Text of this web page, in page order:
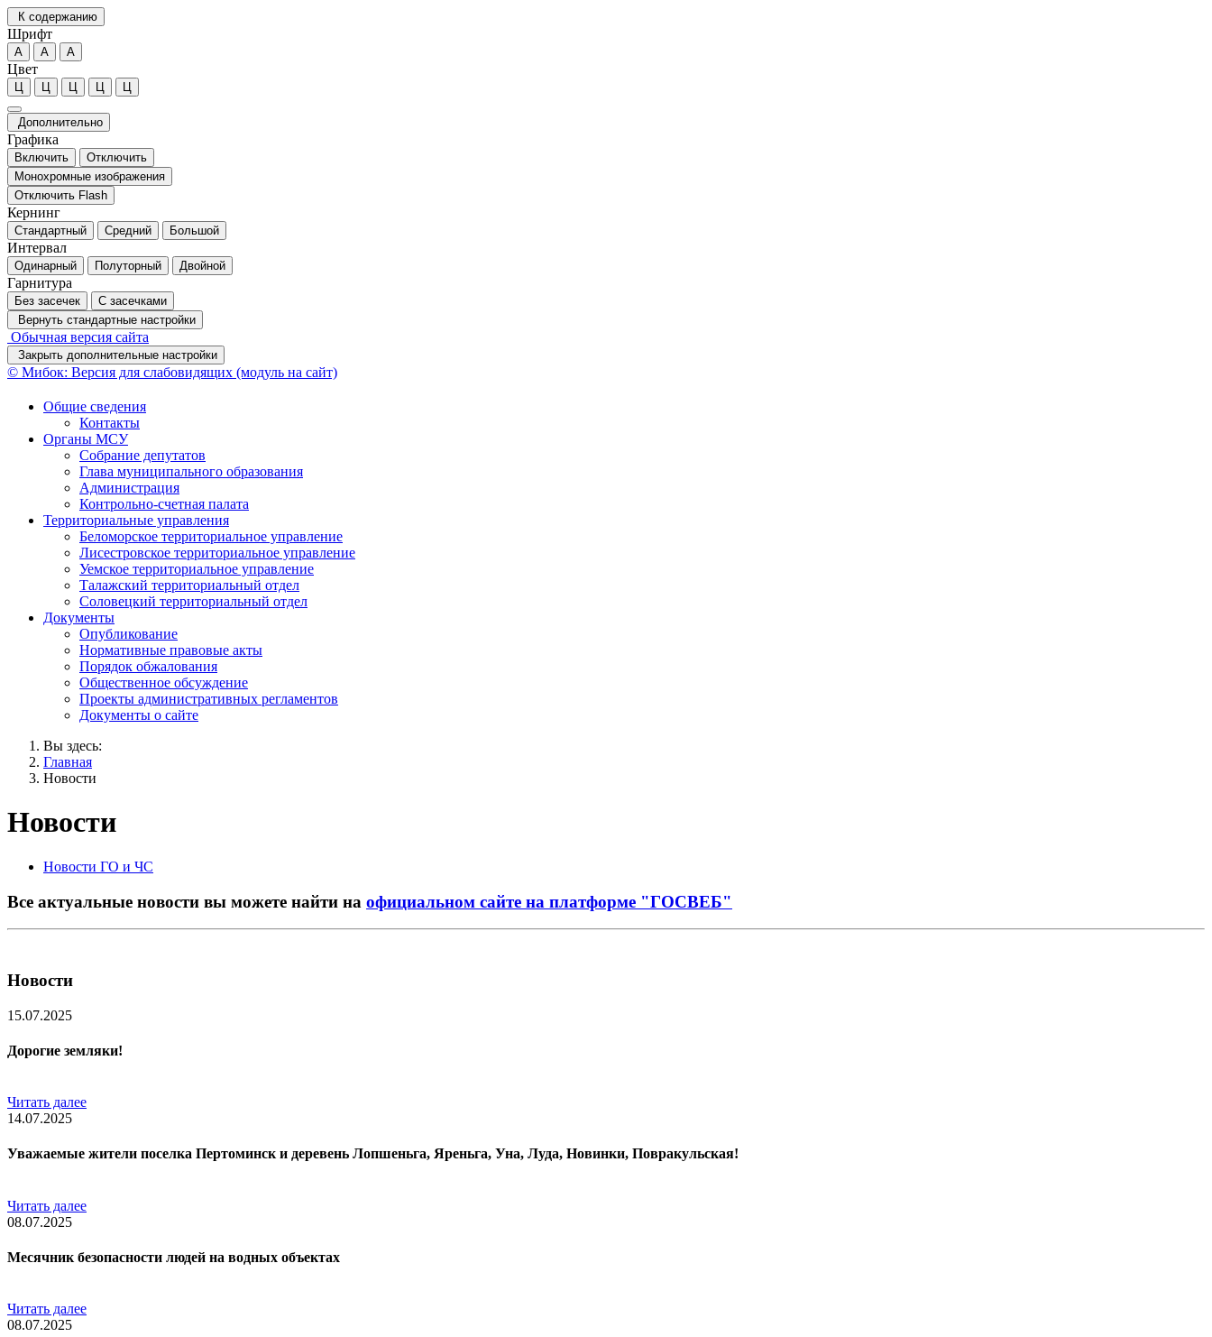
К содержанию
Шрифт
А А А
Цвет
Ц Ц Ц Ц Ц
Дополнительно
Графика
Включить
Отключить
Монохромные изображения
Отключить Flash
Кернинг
Стандартный Средний Большой
Интервал
Одинарный Полуторный Двойной
Гарнитура
Без засечек
С засечками
Вернуть стандартные настройки
Обычная версия сайта
Закрыть дополнительные настройки
© Мибок: Версия для слабовидящих (модуль на сайт)
Общие сведения
Контакты
Органы МСУ
Собрание депутатов
Глава муниципального образования
Администрация
Контрольно-счетная палата
Территориальные управления
Беломорское территориальное управление
Лисестровское территориальное управление
Уемское территориальное управление
Талажский территориальный отдел
Соловецкий территориальный отдел
Документы
Опубликование
Нормативные правовые акты
Порядок обжалования
Общественное обсуждение
Проекты административных регламентов
Документы о сайте
Вы здесь:
Главная
Новости
Новости
Новости ГО и ЧС
Все актуальные новости вы можете найти на официальном сайте на платформе "ГОСВЕБ"
Новости
15.07.2025
Дорогие земляки!
Читать далее
14.07.2025
Уважаемые жители поселка Пертоминск и деревень Лопшеньга, Яреньга, Уна, Луда, Новинки, Повракульская!
Читать далее
08.07.2025
Месячник безопасности людей на водных объектах
Читать далее
08.07.2025